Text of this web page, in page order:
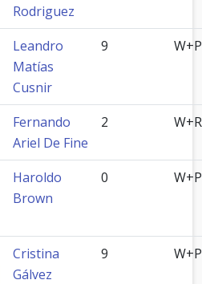
Rodriguez
Leandro
Matías
Cusnir
9 W+P
Fernando
Ariel De Fine
2 W+R
Haroldo
Brown
0 W+P
Cristina
Gálvez
9 W+P